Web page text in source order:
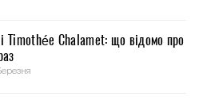
Timothée Chalamet: що відомо про